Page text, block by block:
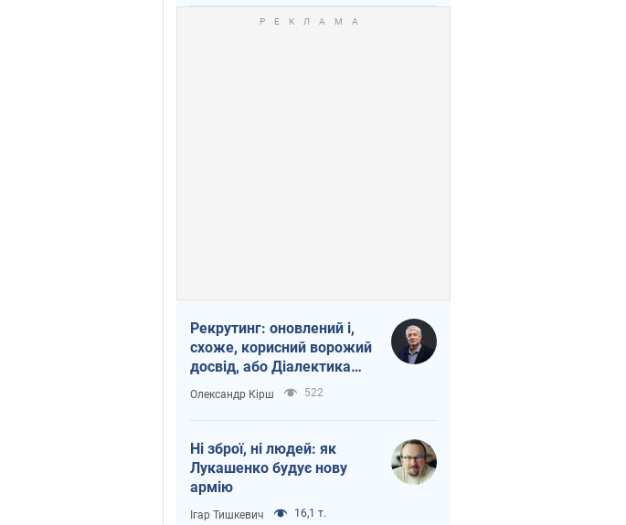
Рекрутинг: оновлений і,
схоже, корисний ворожий
досвід, або Діалектика
вибагливого боягузтва
Олександр Кірш 522
Ні зброї, ні людей: як
Лукашенко будує нову
армію
Ігар Тишкевич 16,1 т.